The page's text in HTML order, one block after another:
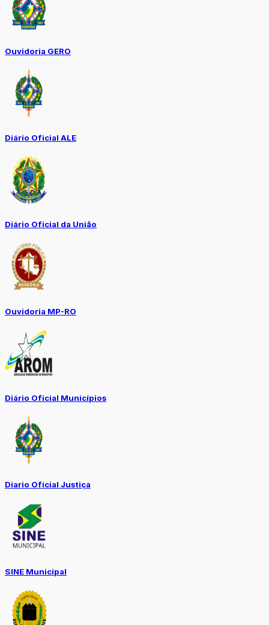
Ouvidoria GERO
Diário Oficial ALE
Diário Oficial da União
Ouvidoria MP-RO
Diário Oficial Municípios
Diario Oficial Justiça
SINE Municipal